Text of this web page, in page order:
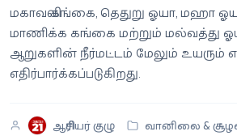
வெப்ஸ்டோரி
மகாவலி கங்கை, தெதுறு ஓயா, மஹா
மாணிக்க கங்கை மற்றும் மல்வத்து
ஆறுகளின் நீர்மட்டம் மேலும் உயரும்
எதிர்பார்க்கப்படுகிறது.
ஆசிரியர் குழு
வானிலை &